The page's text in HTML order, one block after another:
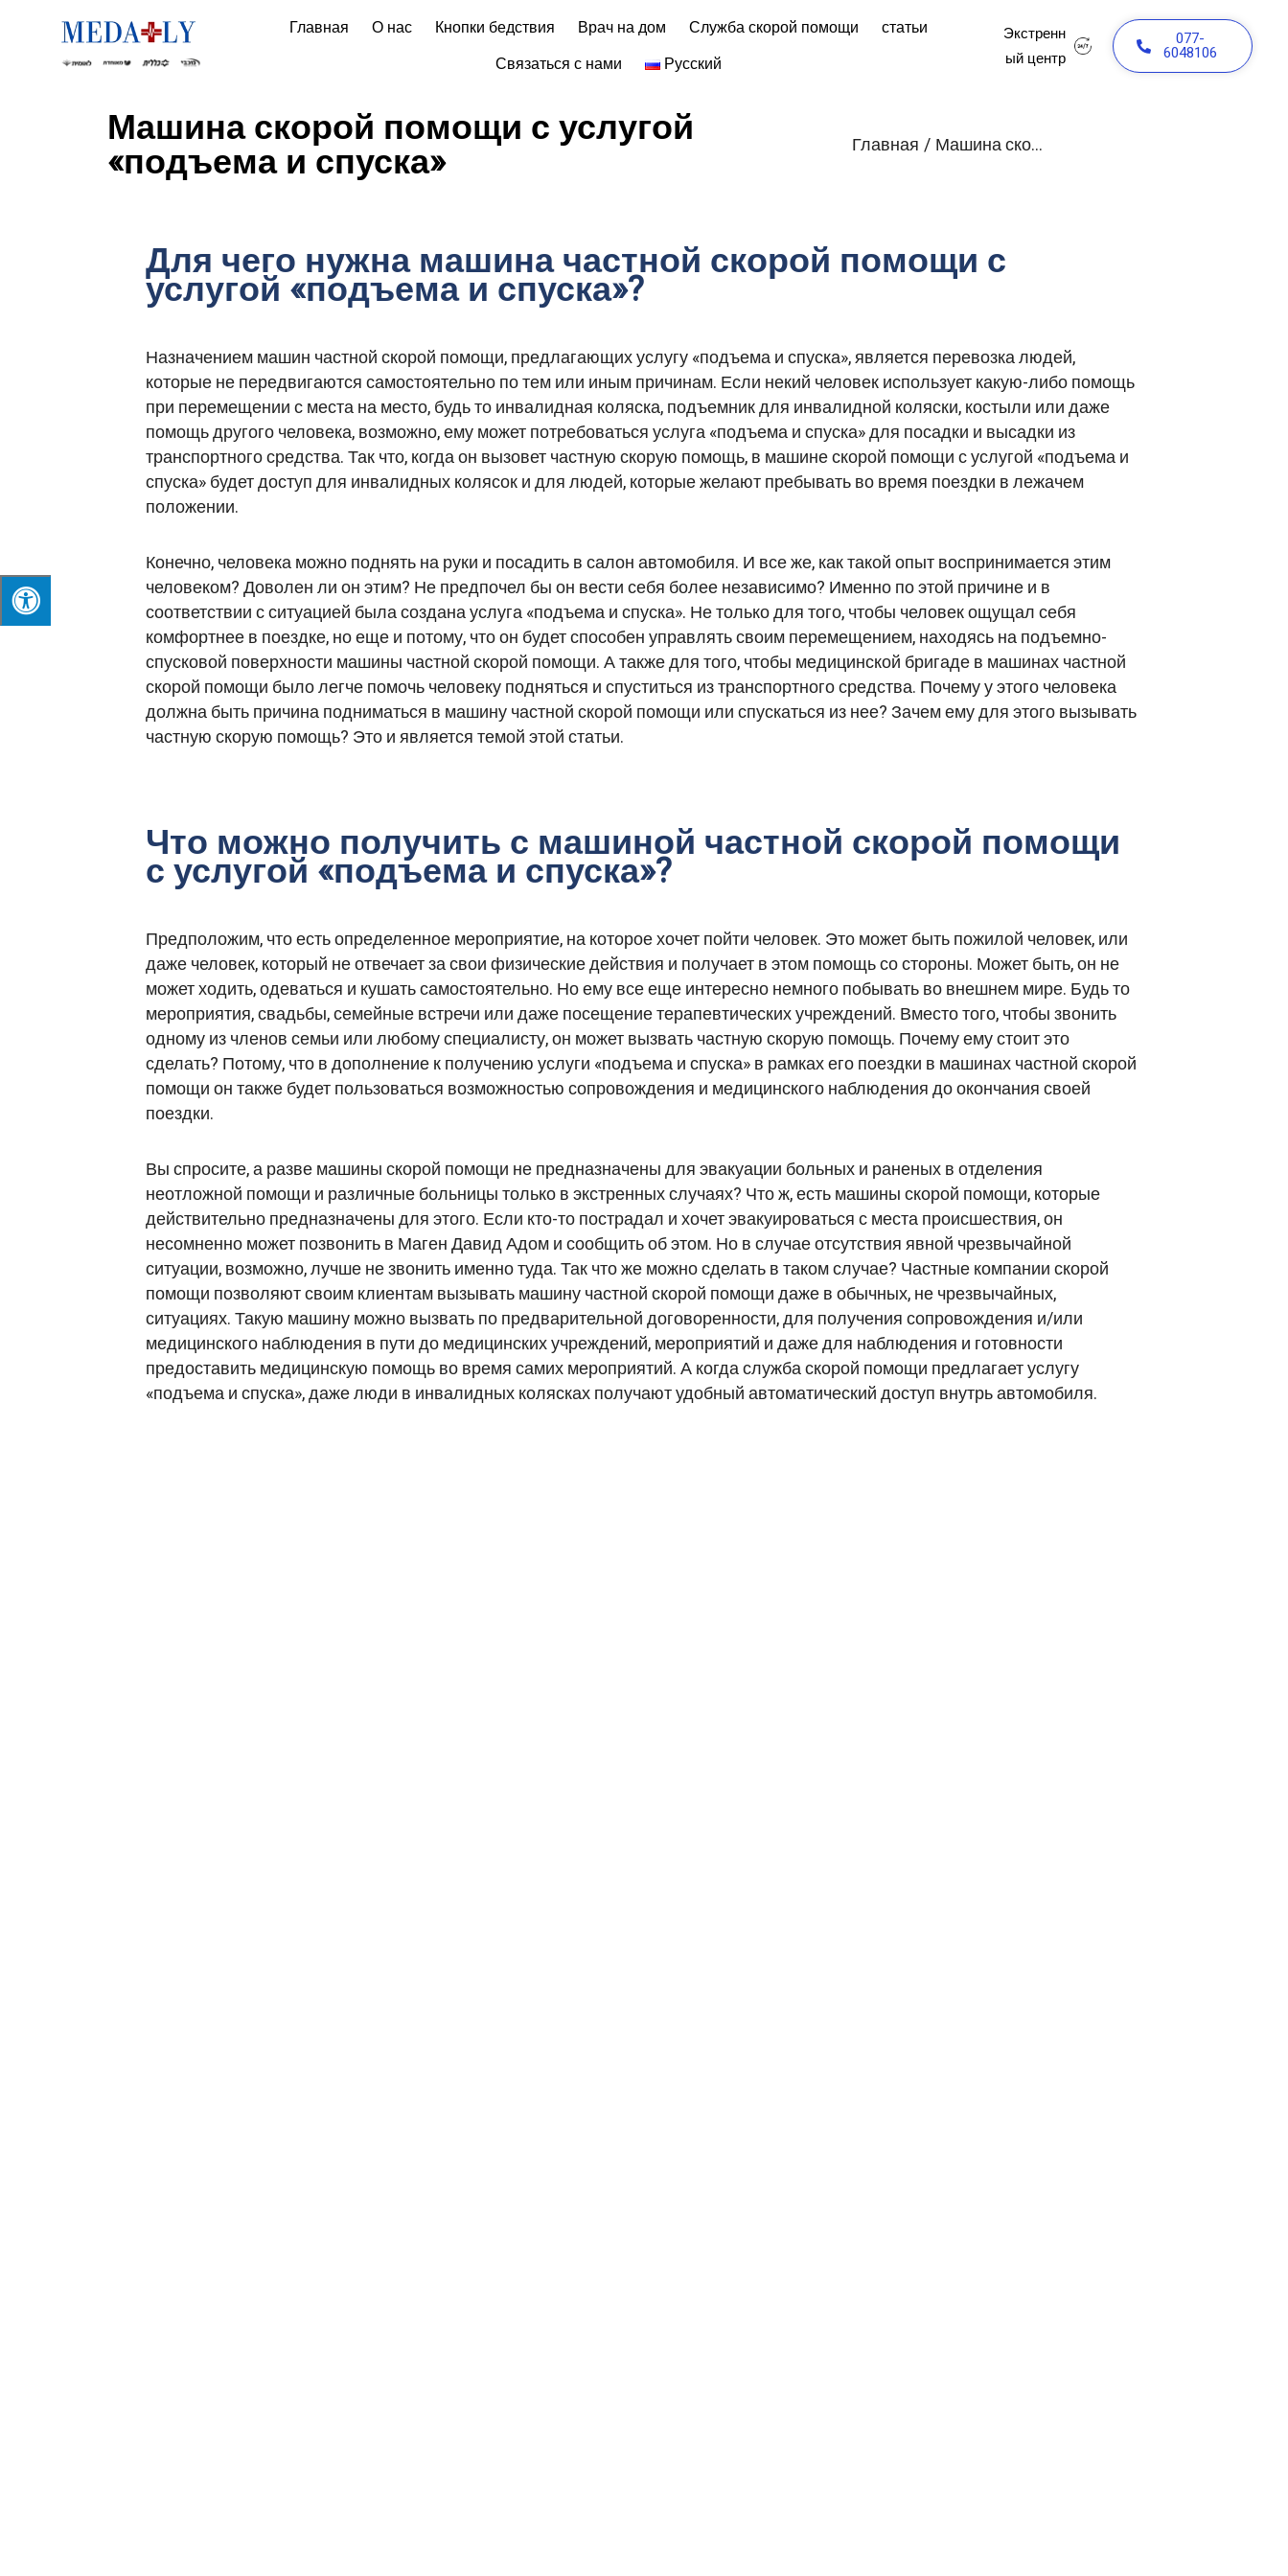
Главная О нас Кнопки бедствия Врач на дом Служба скорой помощи
статьи
Связаться с нами
Русский
Экстренн
ый центр
077-
6048106
Машина скорой помощи с услугой
«подъема и спуска» Главная / Машина скорой помощи с услугой «подъема и спуска»
Для чего нужна машина частной скорой помощи с
услугой «подъема и спуска»?
Назначением машин частной скорой помощи, предлагающих услугу «подъема и спуска», является перевозка людей,
которые не передвигаются самостоятельно по тем или иным причинам. Если некий человек использует какую-либо помощь
при перемещении с места на место, будь то инвалидная коляска, подъемник для инвалидной коляски, костыли или даже
помощь другого человека, возможно, ему может потребоваться услуга «подъема и спуска» для посадки и высадки из
транспортного средства. Так что, когда он вызовет частную скорую помощь, в машине скорой помощи с услугой «подъема и
спуска» будет доступ для инвалидных колясок и для людей, которые желают пребывать во время поездки в лежачем
положении.
Конечно, человека можно поднять на руки и посадить в салон автомобиля. И все же, как такой опыт воспринимается этим
человеком? Доволен ли он этим? Не предпочел бы он вести себя более независимо? Именно по этой причине и в
соответствии с ситуацией была создана услуга «подъема и спуска». Не только для того, чтобы человек ощущал себя
комфортнее в поездке, но еще и потому, что он будет способен управлять своим перемещением, находясь на подъемно-
спусковой поверхности машины частной скорой помощи. А также для того, чтобы медицинской бригаде в машинах частной
скорой помощи было легче помочь человеку подняться и спуститься из транспортного средства. Почему у этого человека
должна быть причина подниматься в машину частной скорой помощи или спускаться из нее? Зачем ему для этого вызывать
частную скорую помощь? Это и является темой этой статьи.
Что можно получить с машиной частной скорой помощи
с услугой «подъема и спуска»?
Предположим, что есть определенное мероприятие, на которое хочет пойти человек. Это может быть пожилой человек, или
даже человек, который не отвечает за свои физические действия и получает в этом помощь со стороны. Может быть, он не
может ходить, одеваться и кушать самостоятельно. Но ему все еще интересно немного побывать во внешнем мире. Будь то
мероприятия, свадьбы, семейные встречи или даже посещение терапевтических учреждений. Вместо того, чтобы звонить
одному из членов семьи или любому специалисту, он может вызвать частную скорую помощь. Почему ему стоит это
сделать? Потому, что в дополнение к получению услуги «подъема и спуска» в рамках его поездки в машинах частной скорой
помощи он также будет пользоваться возможностью сопровождения и медицинского наблюдения до окончания своей
поездки.
Вы спросите, а разве машины скорой помощи не предназначены для эвакуации больных и раненых в отделения
неотложной помощи и различные больницы только в экстренных случаях? Что ж, есть машины скорой помощи, которые
действительно предназначены для этого. Если кто-то пострадал и хочет эвакуироваться с места происшествия, он
несомненно может позвонить в Маген Давид Адом и сообщить об этом. Но в случае отсутствия явной чрезвычайной
ситуации, возможно, лучше не звонить именно туда. Так что же можно сделать в таком случае? Частные компании скорой
помощи позволяют своим клиентам вызывать машину частной скорой помощи даже в обычных, не чрезвычайных,
ситуациях. Такую машину можно вызвать по предварительной договоренности, для получения сопровождения и/или
медицинского наблюдения в пути до медицинских учреждений, мероприятий и даже для наблюдения и готовности
предоставить медицинскую помощь во время самих мероприятий. А когда служба скорой помощи предлагает услугу
«подъема и спуска», даже люди в инвалидных колясках получают удобный автоматический доступ внутрь автомобиля.